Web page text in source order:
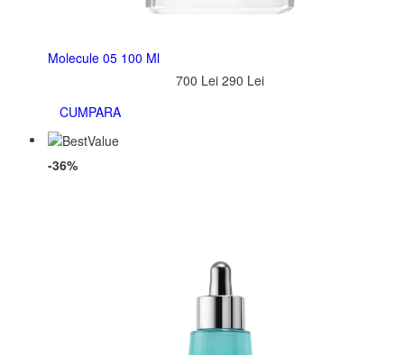
Molecule 05 100 Ml
700 Lei 290 Lei
CUMPARA
-36%